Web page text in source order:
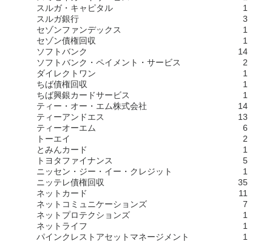
スルガ・キャピタル
1
スルガ銀行
3
セゾンファンデックス
1
セゾン債権回収
1
ソフトバンク
14
ソフトバンク・ペイメント・サービス
2
ダイレクトワン
1
ちば債権回収
1
ちば興銀カードサービス
1
ティー・オー・エム株式会社
14
ティーアンドエス
13
ティーオーエム
6
トーエイ
2
とみんカード
1
トヨタファイナンス
5
ニッセン・ジー・イー・クレジット
1
ニッテレ債権回収
35
ネットカード
11
ネットコミュニケーションズ
7
ネットプロテクションズ
1
ネットライフ
1
パインクレストアセットマネージメント
1